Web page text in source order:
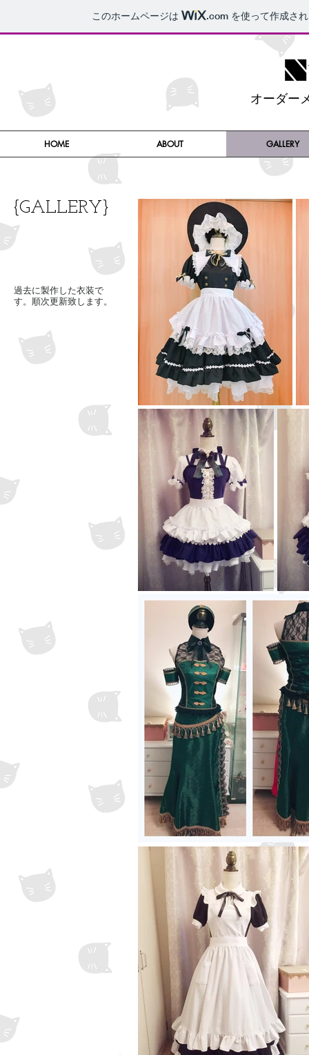
このホームページは .com を使って作成さ
オーダー
HOME ABOUT GALLERY
{GALLERY}
​過去に製作した衣装で
す。順次更新致します。